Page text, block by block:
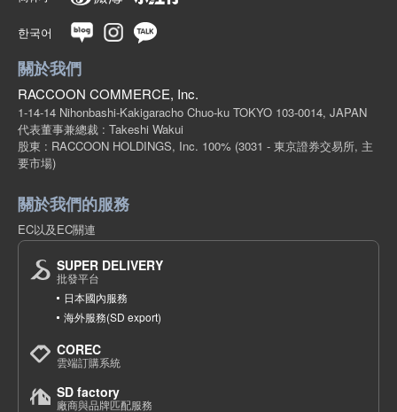
한국어
關於我們
RACCOON COMMERCE, Inc.
1-14-14 Nihonbashi-Kakigaracho Chuo-ku TOKYO 103-0014, JAPAN
代表董事兼總裁 : Takeshi Wakui
股東 : RACCOON HOLDINGS, Inc. 100% (3031 - 東京證券交易所, 主
要市場)
關於我們的服務
EC以及EC關連
SUPER DELIVERY
批發平台
日本國內服務
海外服務(SD export)
COREC
雲端訂購系統
SD factory
廠商與品牌匹配服務